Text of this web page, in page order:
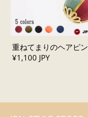
重ねてまりのヘアピン
¥1,100 JPY